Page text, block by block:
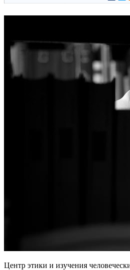
Центр этики и изучения